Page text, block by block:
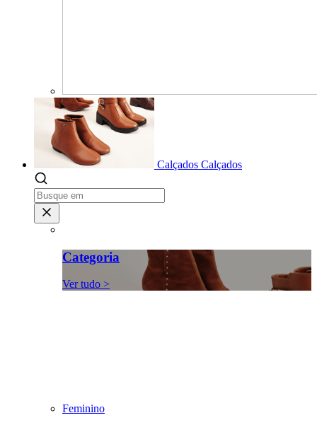
Calçados Calçados
Categoria
Ver tudo >
Feminino